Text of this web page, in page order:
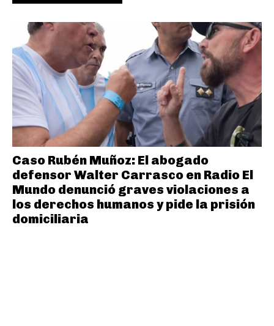
Caso Rubén Muñoz: El abogado
defensor Walter Carrasco en Radio El
Mundo denunció graves violaciones a
los derechos humanos y pide la prisión
domiciliaria